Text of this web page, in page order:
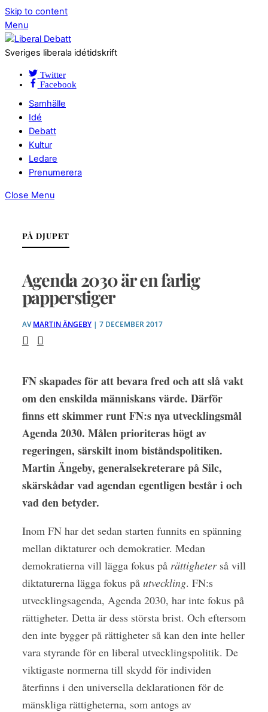
Skip to content
Menu
Sveriges liberala idétidskrift
Twitter
Facebook
Samhälle
Idé
Debatt
Kultur
Ledare
Prenumerera
Close Menu
PÅ DJUPET
Agenda 2030 är en farlig
papperstiger
AVMARTIN ÄNGEBY| 7 DECEMBER 2017
FN skapades för att bevara fred och att slå vakt
om den enskilda människans värde. Därför
finns ett skimmer runt FN:s nya utvecklingsmål
Agenda 2030. Målen prioriteras högt av
regeringen, särskilt inom biståndspolitiken.
Martin Ängeby, generalsekreterare på Silc,
skärskådar vad agendan egentligen består i och
vad den betyder.
Inom FN har det sedan starten funnits en spänning
mellan diktaturer och demokratier. Medan
demokratierna vill lägga fokus på rättigheterså vill
diktaturerna lägga fokus på utveckling. FN:s
utvecklingsagenda, Agenda 2030, har inte fokus på
rättigheter. Detta är dess största brist. Och eftersom
den inte bygger på rättigheter så kan den inte heller
vara styrande för en liberal utvecklingspolitik. De
viktigaste normerna till skydd för individen
återfinns i den universella deklarationen för de
mänskliga rättigheterna, som antogs av